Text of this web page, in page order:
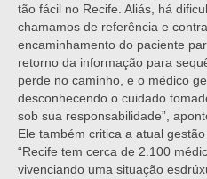
tão fácil no Recife. Aliás, há
chamamos de referência e
encaminhamento do paciente
retorno da informação para
perde no caminho, e o médico
desconhecendo o cuidado
sob sua responsabilidade”,
Ele também critica a atual
“Recife tem cerca de 2.100
vivenciando uma situação